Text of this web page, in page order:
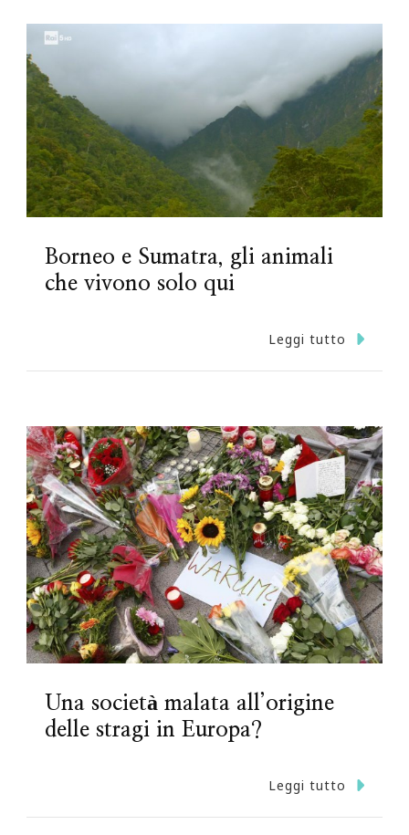
Borneo e Sumatra, gli animali
che vivono solo qui
Leggi tutto
Una società malata all’origine
delle stragi in Europa?
Leggi tutto